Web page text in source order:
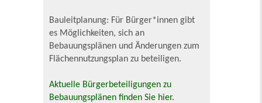
Bauleitplanung: Für Bürger*innen gibt
es Möglichkeiten, sich an
Bebauungsplänen und Änderungen zum
Flächennutzungsplan zu beteiligen.
Aktuelle Bürgerbeteiligungen zu
Bebauungsplänen finden Sie hier.